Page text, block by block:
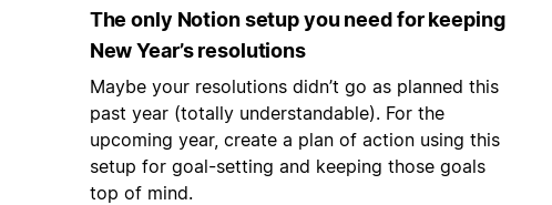
The only Notion setup you need for keeping
New Year’s resolutions
Maybe your resolutions didn’t go as planned this
past year (totally understandable). For the
upcoming year, create a plan of action using this
setup for goal-setting and keeping those goals
top of mind.